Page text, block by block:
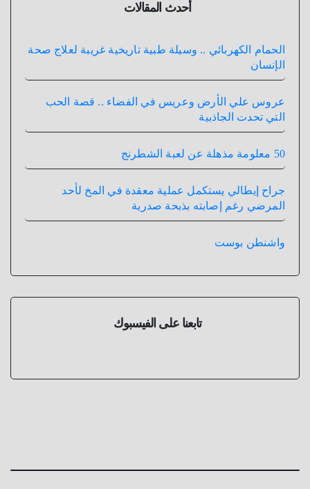
أحدث المقالات
الحمام الكهربائي .. وسيلة طبية تاريخية غريبة لعلاج صحة
الإنسان
عروس علي الأرض وعريس في الفضاء .. قصة الحب
التي تحدت الجاذبية
50 معلومة مذهلة عن لعبة الشطرنج
جراح إيطالي يستكمل عملية معقدة في المخ لأحد
المرضي رغم إصابته بذبحة صدرية
واشنطن بوست
تابعنا على الفيسبوك